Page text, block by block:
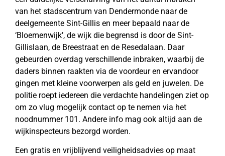
van het stadscentrum van Dendermonde naar de
deelgemeente Sint-Gillis en meer bepaald naar de
‘Bloemenwijk’, de wijk die begrensd is door de Sint-
Gillislaan, de Breestraat en de Resedalaan. Daar
gebeurden overdag verschillende inbraken, waarbij de
daders binnen raakten via de voordeur en ervandoor
gingen met kleine voorwerpen als geld en juwelen. De
politie roept iedereen die verdachte handelingen ziet op
om zo vlug mogelijk contact op te nemen via het
noodnummer 101. Andere info mag ook altijd aan de
wijkinspecteurs bezorgd worden.
Een gratis en vrijblijvend veiligheidsadvies op maat